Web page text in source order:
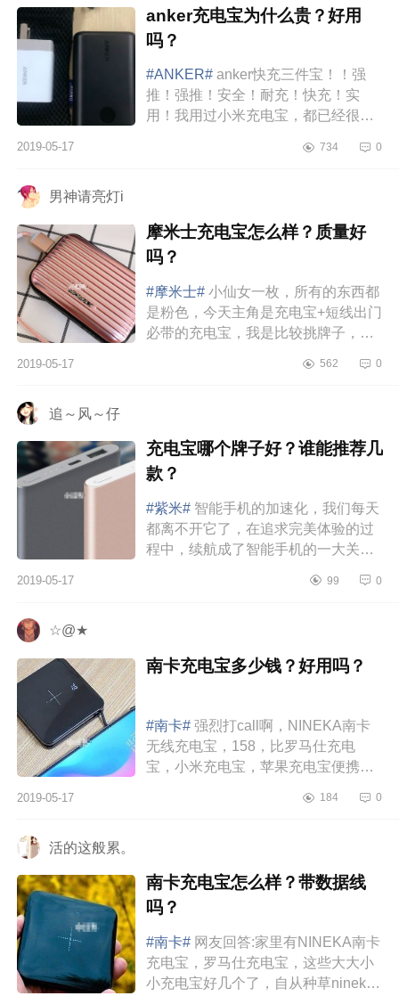
anker充电宝为什么贵？好用
吗？
#ANKER# anker快充三件宝！！强
推！强推！安全！耐充！快充！实
用！我用过小米充电宝，都已经很好
后来在几个网站做过功课，就买了这
2019-05-17 734 0
男神请亮灯i
摩米士充电宝怎么样？质量好
吗？
#摩米士# 小仙女一枚，所有的东西都
是粉色，今天主角是充电宝+短线出门
必带的充电宝，我是比较挑牌子，几
充电宝就把电池充坏了。之后就在...
2019-05-17 562 0
追～风～仔
充电宝哪个牌子好？谁能推荐几
款？
#紫米# 智能手机的加速化，我们每天
都离不开它了，在追求完美体验的过
程中，续航成了智能手机的一大关键
天都要充电，外出都会面临没电...
2019-05-17 99 0
☆@★
南卡充电宝多少钱？好用吗？
#南卡# 强烈打call啊，NINEKA南卡
无线充电宝，158，比罗马仕充电
宝，小米充电宝，苹果充电宝便携太
电宝的款式很漂亮大气，没想到这么
2019-05-17 184 0
活的这般累。
南卡充电宝怎么样？带数据线
吗？
#南卡# 网友回答:家里有NINEKA南卡
充电宝，罗马仕充电宝，这些大大小
小充电宝好几个了，自从种草nineka